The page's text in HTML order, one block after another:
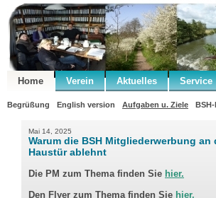
Home Verein Aktuelles Service
Begrüßung English version Aufgaben u. Ziele
Mai 14, 2025
Warum die BSH Mitgliederwerbung an
Haustür ablehnt
Die PM zum Thema finden Sie hier.
Den Flyer zum Thema finden Sie hier.